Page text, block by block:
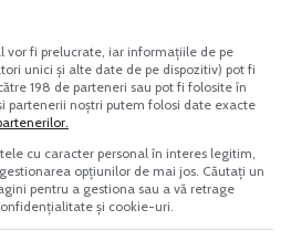
individuale sau
in registrul comertului si
comertului.
vor fi prelucrate, iar informațiile de pe
unici și alte date de pe dispozitiv) pot fi
198 de parteneri sau pot fi folosite în
partenerii noștri putem folosi date exacte
cu caracter personal în interes legitim,
opțiunilor de mai jos. Căutați un
pentru a gestiona sau a vă retrage
și cookie-uri.